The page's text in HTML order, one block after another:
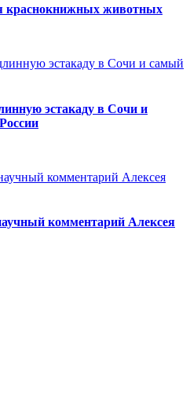
краснокнижных животных
эстакаду в Сочи и
комментарий Алексея